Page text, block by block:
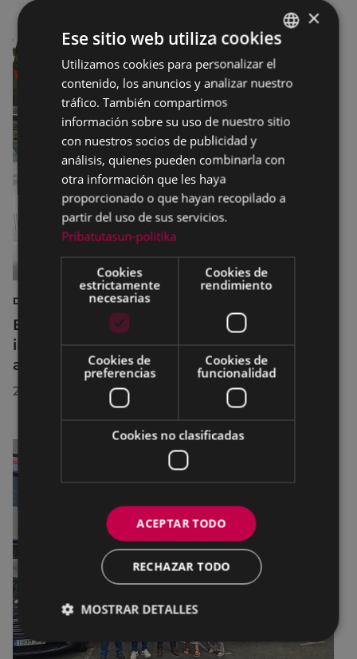
DEPORTES
Eibar adapta los horarios de sus
instalaciones deportivas durante el mes de
agosto para realizar mejoras
29/07/2026
BASQUE
SPANISH
×
Ese sitio web utiliza cookies
Utilizamos cookies para personalizar el
contenido, los anuncios y analizar nuestro
tráfico. También compartimos
información sobre su uso de nuestro sitio
con nuestros socios de publicidad y
análisis, quienes pueden combinarla con
otra información que les haya
proporcionado o que hayan recopilado a
partir del uso de sus servicios.
Pribatutasun-politika
Cookies
estrictamente
necesarias
Cookies de
rendimiento
Cookies de
preferencias
Cookies de
funcionalidad
Cookies no clasificadas
ACEPTAR TODO
RECHAZAR TODO
MOSTRAR DETALLES